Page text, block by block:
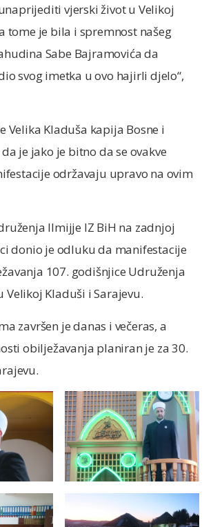
vjerski život u Velikoj
tome je bila i spremnost našeg
Sabe Bajramovića da
svog imetka u ovo hajirli djelo“,
Velika Kladuša kapija Bosne i
je jako je bitno da se ovakve
održavaju upravo na ovim
Ilmijje IZ BiH na zadnjoj
donio je odluku da manifestacije
107. godišnjice Udruženja
Velikoj Kladuši i Sarajevu.
završen je danas i večeras, a
obilježavanja planiran je za 30.